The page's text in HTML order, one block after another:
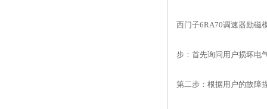
西门子6RA70调速器励磁
步：首先询问用户损坏电
第二步：根据用户的故障